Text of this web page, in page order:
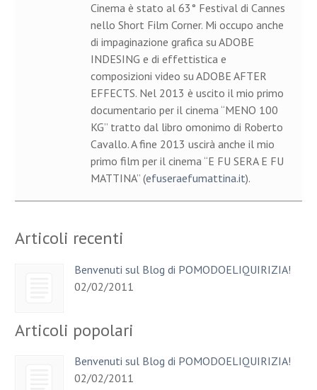
Cinema è stato al 63° Festival di Cannes
nello Short Film Corner. Mi occupo anche
di impaginazione grafica su ADOBE
INDESING e di effettistica e
composizioni video su ADOBE AFTER
EFFECTS. Nel 2013 è uscito il mio primo
documentario per il cinema “MENO 100
KG” tratto dal libro omonimo di Roberto
Cavallo. A fine 2013 uscirà anche il mio
primo film per il cinema “E FU SERA E FU
MATTINA” (efuseraefumattina.it).
Articoli recenti
Benvenuti sul Blog di POMODOELIQUIRIZIA!
02/02/2011
Articoli popolari
Benvenuti sul Blog di POMODOELIQUIRIZIA!
02/02/2011